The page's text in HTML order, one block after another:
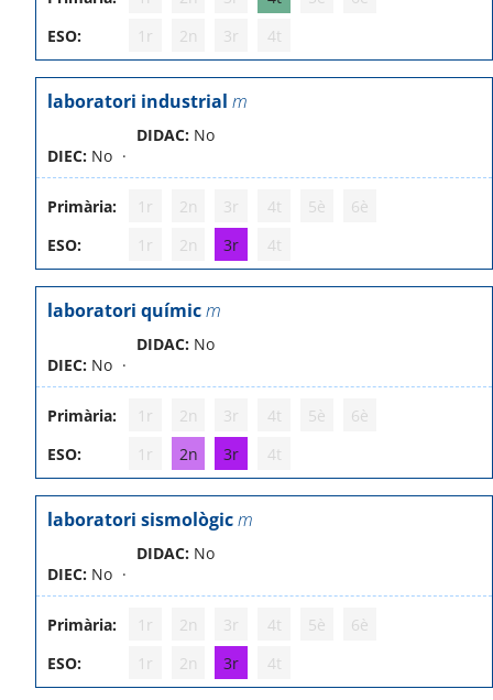
ESO:
1r 2n 3r 4t
laboratori industrial m
DIEC: No
DIDAC: No
Primària: 1r 2n 3r 4t 5è
6è
ESO:
1r 2n 3r 4t
laboratori químicm
DIEC: No
DIDAC: No
Primària: 1r 2n 3r 4t 5è
6è
ESO:
1r 2n 3r 4t
laboratori sismològicm
DIEC: No
DIDAC: No
Primària: 1r 2n 3r 4t 5è
6è
ESO:
1r 2n 3r 4t